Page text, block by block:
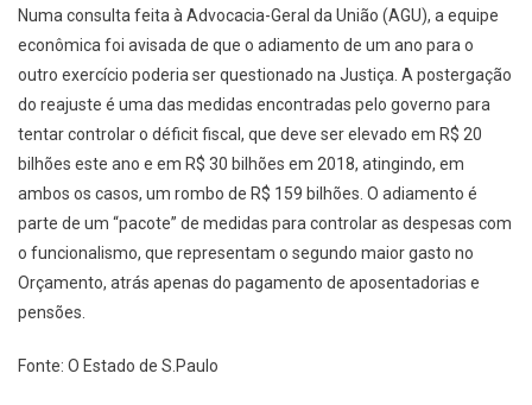
Numa consulta feita à Advocacia-Geral da União (AGU), a equipe
econômica foi avisada de que o adiamento de um ano para o
outro exercício poderia ser questionado na Justiça. A postergação
do reajuste é uma das medidas encontradas pelo governo para
tentar controlar o déficit fiscal, que deve ser elevado em R$ 20
bilhões este ano e em R$ 30 bilhões em 2018, atingindo, em
ambos os casos, um rombo de R$ 159 bilhões. O adiamento é
parte de um “pacote” de medidas para controlar as despesas com
o funcionalismo, que representam o segundo maior gasto no
Orçamento, atrás apenas do pagamento de aposentadorias e
pensões.
Fonte: O Estado de S.Paulo